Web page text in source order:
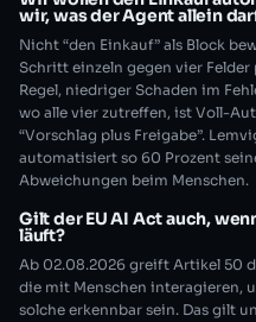
wir, was der Agent allein
Nicht “den Einkauf” als Block
Schritt einzeln gegen vier
Regel, niedriger Schaden im
wo alle vier zutreffen, ist Voll-
“Vorschlag plus Freigabe”.
automatisiert so 60 Prozent
Abweichungen beim Menschen.
Gilt der EU AI Act auch,
läuft?
Ab 02.08.2026 greift Artikel 50
die mit Menschen interagieren,
solche erkennbar sein. Das gilt